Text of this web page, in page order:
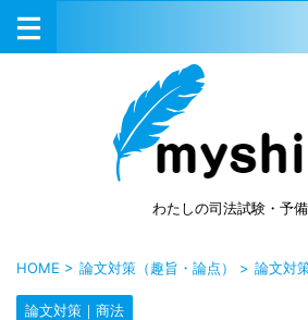
わたしの司法試験・予
HOME > 論文対策（趣旨・論点） > 論文対
論文対策｜商法